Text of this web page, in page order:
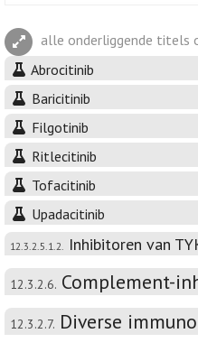
alle onderliggende titels
Abrocitinib
Baricitinib
Filgotinib
Ritlecitinib
Tofacitinib
Upadacitinib
12.3.2.5.1.2. Inhibitoren van
12.3.2.6. Complement-
12.3.2.7. Diverse